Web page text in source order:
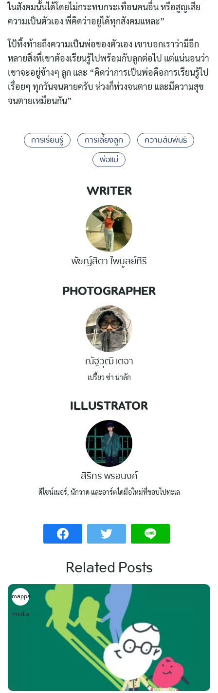
ในสังคมนั้นได้โดยไม่กระทบกระเทือนคนอื่น หรือสูญเสีย
ความเป็นตัวเอง พี่คิดว่าอยู่ได้ทุกสังคมแหละ”
โป้ทิ้งท้ายถึงความเป็นพ่อของตัวเอง เขาบอกเราว่ามีอีก
หลายสิ่งที่เขาต้องเรียนรู้ไปพร้อมกับลูกต่อไป แต่แน่นอนว่า
เขาจะอยู่ข้างๆ ลูก และ “คิดว่าการเป็นพ่อคือการเรียนรู้ไป
เรื่อยๆ ทุกวันจนตายครับ ห่วงก็ห่วงจนตาย และมีความสุข
จนตายเหมือนกัน”
การเรียนรู้ การเลี้ยงลูก
ความสัมพันธ์
พ่อแม่
WRITER
พัชญ์สิตา ไพบูลย์ศิริ
PHOTOGRAPHER
ณัฐวุฒิ เตจา
เปรี้ยว ซ่า น่าลัก
ILLUSTRATOR
สิริกร พรอนงค์
ดีไซน์เนอร์, นักวาด และอาร์ตไดมือใหม่ที่ชอบไปทะเล
Related Posts
mappa
media